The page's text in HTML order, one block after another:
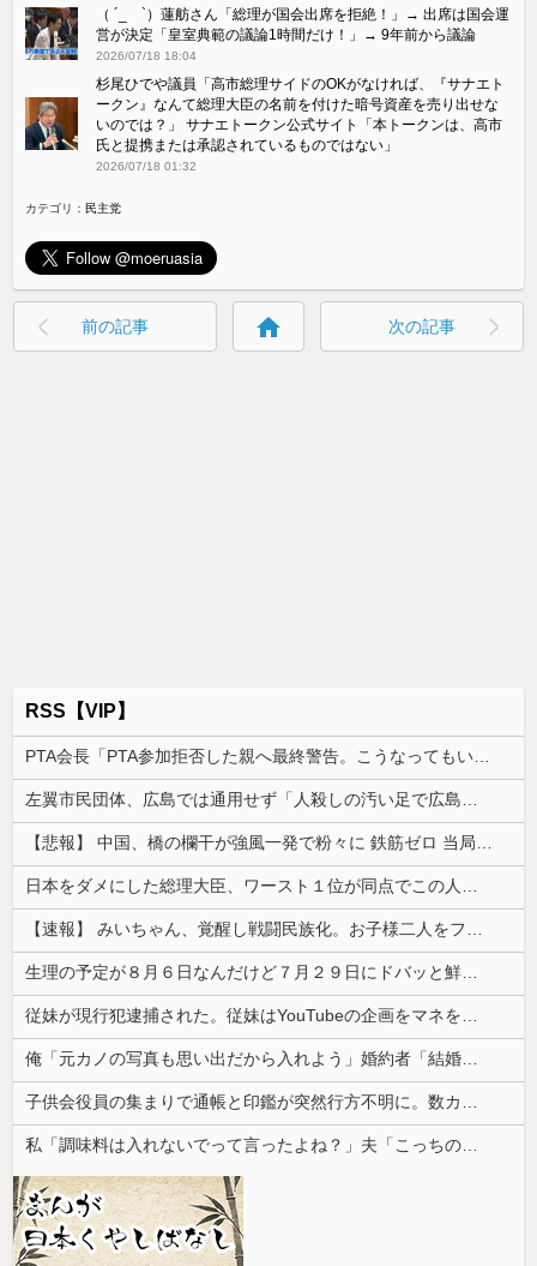
（ ´_ゝ`）蓮舫さん「総理が国会出席を拒絶！」→ 出席は国会運
営が決定「皇室典範の議論1時間だけ！」→ 9年前から議論
2026/07/18 18:04
杉尾ひでや議員「高市総理サイドのOKがなければ、『サナエト
ークン』なんて総理大臣の名前を付けた暗号資産を売り出せな
いのでは？」 サナエトークン公式サイト「本トークンは、高市
氏と提携または承認されているものではない」
2026/07/18 01:32
カテゴリ： 民主党
前の記事 home 次の記事
RSS【VIP】